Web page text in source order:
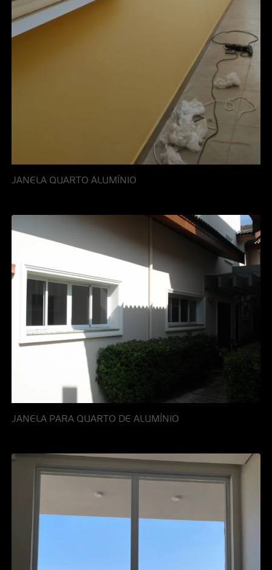
JANELA QUARTO ALUMÍNIO
JANELA PARA QUARTO DE ALUMÍNIO